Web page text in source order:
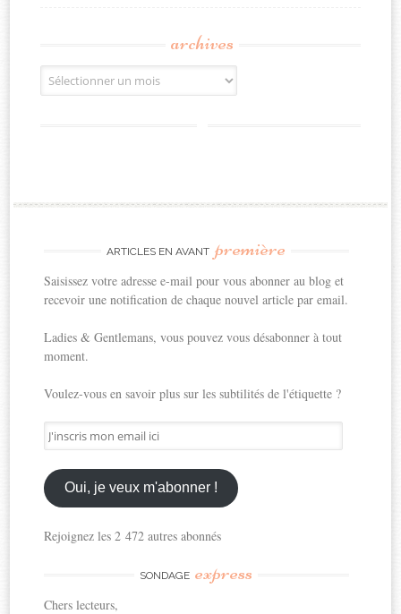
archives
Archives
ARTICLES EN AVANT première
Saisissez votre adresse e-mail pour vous abonner au blog et
recevoir une notification de chaque nouvel article par email.
Ladies & Gentlemans, vous pouvez vous désabonner à tout
moment.
Voulez-vous en savoir plus sur les subtilités de l'étiquette ?
J'inscris
mon
email
ici
Oui, je veux m'abonner !
Rejoignez les 2 472 autres abonnés
SONDAGE express
Chers lecteurs,